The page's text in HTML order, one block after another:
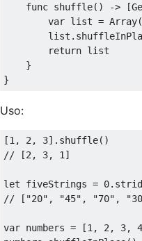
func shuffle() -> [
var list = Array(
        list
.
return list
}
}
Uso:
[1 , 2 , 3]. shuffle()
let fiveStrings = 0.
var numbers = [1 , 2 , 3, 4